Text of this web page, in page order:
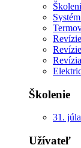
Školenie
31.
Užívateľ